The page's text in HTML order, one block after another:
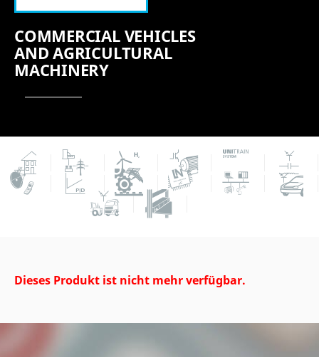
COMMERCIAL VEHICLES
AND AGRICULTURAL
MACHINERY
Dieses Produkt ist nicht mehr verfügbar.